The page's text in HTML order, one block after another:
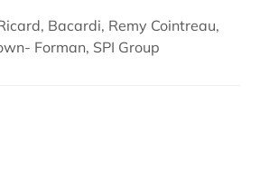
Bacardi, Remy Cointreau,
Forman, SPI Group